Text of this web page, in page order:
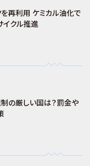
を再利用 ケミカル油化で
イクル推進
制の厳しい国は？罰金や